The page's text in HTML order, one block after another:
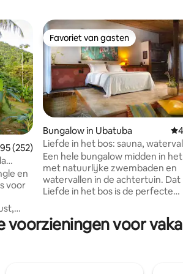
beoordeling van 4,95 op 5, 252
(252)
en
voor
Favoriet van gasten
Favoriet van gasten
Bungalow in Ubatuba
Liefde in het bos: sauna,
stranden...
Een hele bungalow midden in
met natuurlijke zwembaden en
watervallen in de achtertuin. Dat
Liefde in het bos is de perfecte
natuurlijke en culturele
Met Balinese architectuur en
voorzieningen voor